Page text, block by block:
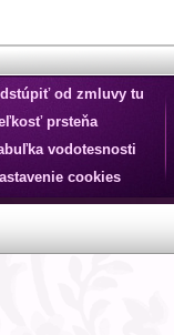
od zmluvy tu
prsteňa
vodotesnosti
cookies